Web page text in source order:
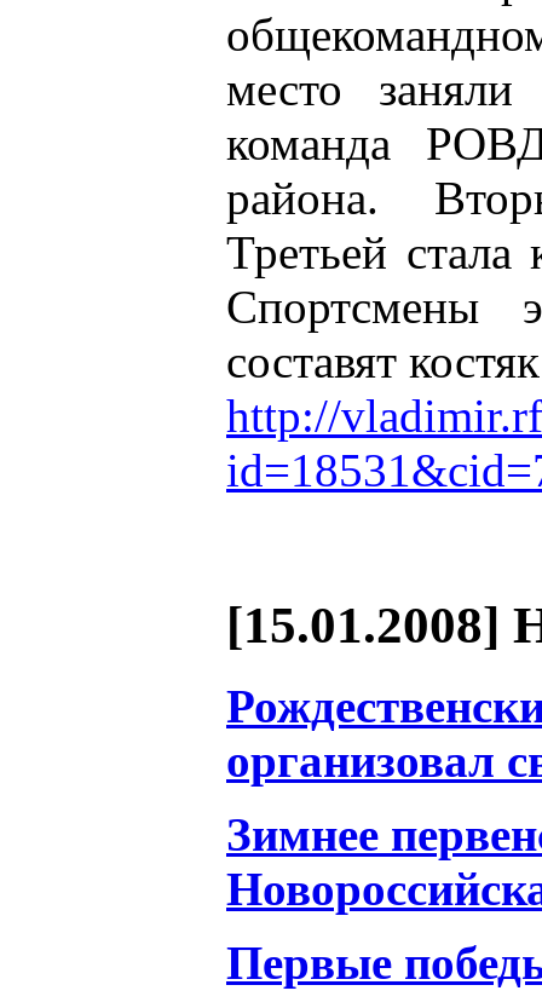
место
команда РОВД
района.
Третьей
Спортсмены
составят
http://
[15.01.2008]
организовал
Зимнее
Первые